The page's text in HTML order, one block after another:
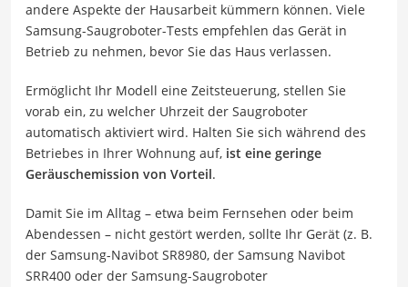
andere Aspekte der Hausarbeit kümmern können. Viele
Samsung-Saugroboter-Tests empfehlen das Gerät in
Betrieb zu nehmen, bevor Sie das Haus verlassen.
Ermöglicht Ihr Modell eine Zeitsteuerung, stellen Sie
vorab ein, zu welcher Uhrzeit der Saugroboter
automatisch aktiviert wird. Halten Sie sich während des
Betriebes in Ihrer Wohnung auf, ist eine geringe
Geräuschemission von Vorteil.
Damit Sie im Alltag – etwa beim Fernsehen oder beim
Abendessen – nicht gestört werden, sollte Ihr Gerät (z. B.
der Samsung-Navibot SR8980, der Samsung Navibot
SRR400 oder der Samsung-Saugroboter